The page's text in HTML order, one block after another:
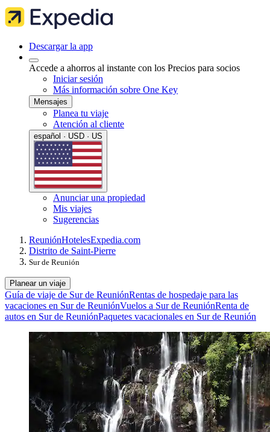
Descargar la app
Accede a ahorros al instante con los Precios para socios
Iniciar sesión
Más información sobre One Key
Mensajes
Planea tu viaje
Atención al cliente
español · USD · US
Anunciar una propiedad
Mis viajes
Sugerencias
ReuniónHotelesExpedia.com
Distrito de Saint-Pierre
Sur de Reunión
Planear un viaje
Guía de viaje de Sur de ReuniónRentas de hospedaje para las
vacaciones en Sur de ReuniónVuelos a Sur de ReuniónRenta de
autos en Sur de ReuniónPaquetes vacacionales en Sur de Reunión